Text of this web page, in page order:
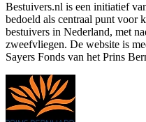
Bestuivers.nl is een initiatief
bedoeld als centraal punt voor
bestuivers in Nederland, met
zweefvliegen. De website is
Sayers Fonds van het Prins